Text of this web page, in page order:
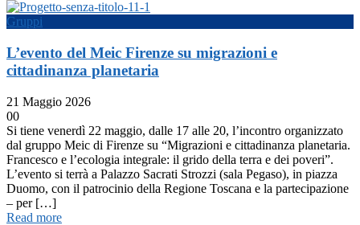
Gruppi
L’evento del Meic Firenze su migrazioni e
cittadinanza planetaria
21 Maggio 2026
00
Si tiene venerdì 22 maggio, dalle 17 alle 20, l’incontro organizzato
dal gruppo Meic di Firenze su “Migrazioni e cittadinanza planetaria.
Francesco e l’ecologia integrale: il grido della terra e dei poveri”.
L’evento si terrà a Palazzo Sacrati Strozzi (sala Pegaso), in piazza
Duomo, con il patrocinio della Regione Toscana e la partecipazione
– per […]
Read more